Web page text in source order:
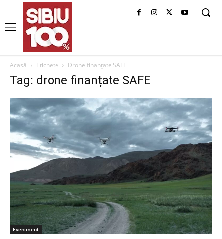
Acasă Etichete Drone finanțate SAFE
Tag: drone finanțate SAFE
Eveniment